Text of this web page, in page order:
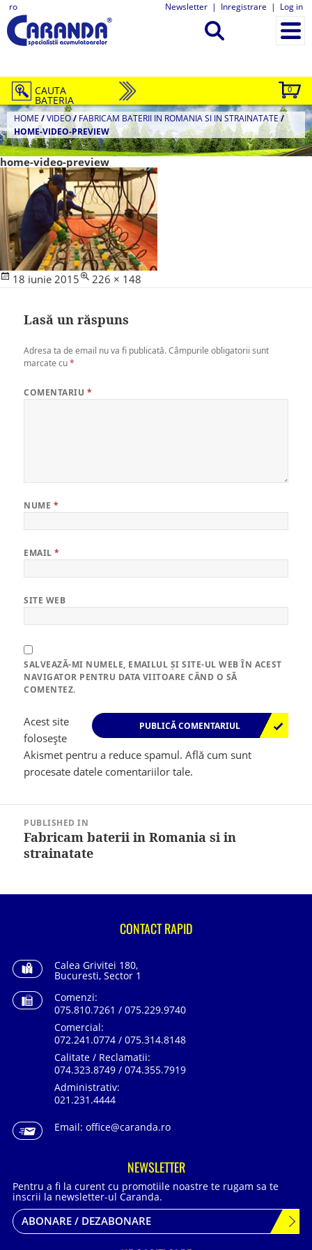
ro Newsletter | Inregistrare | Log in
0
CAUTA
BATERIA
HOME /VIDEO/ FABRICAM BATERII IN ROMANIA SI IN STRAINATATE/
HOME-VIDEO-PREVIEW
home-video-preview
Posted
18 iunie 2015
Full
226 × 148
Lasă un răspuns
Adresa ta de email nu va fi publicată. Câmpurile obligatorii sunt
marcate cu*
COMENTARIU *
NUME *
EMAIL*
SITE WEB
SALVEAZĂ-MI NUMELE, EMAILUL ȘI SITE-UL WEB ÎN ACEST
NAVIGATOR PENTRU DATA VIITOARE CÂND O SĂ
COMENTEZ.
Acest site
folosește
Akismet pentru a reduce spamul.Află cum sunt
procesate datele comentariilor tale.
articole
PUBLISHED IN
Fabricam baterii in Romania si in
strainatate
CONTACT RAPID
Calea Grivitei 180,
Bucuresti, Sector 1
Comenzi:
075.810.7261 / 075.229.9740
Comercial:
072.241.0774 / 075.314.8148
Calitate / Reclamatii:
074.323.8749 / 074.355.7919
Administrativ:
021.231.4444
Email: office@caranda.ro
NEWSLETTER
Pentru a fi la curent cu promotiile noastre te rugam sa te
inscrii la newsletter-ul Caranda.
ABONARE / DEZABONARE